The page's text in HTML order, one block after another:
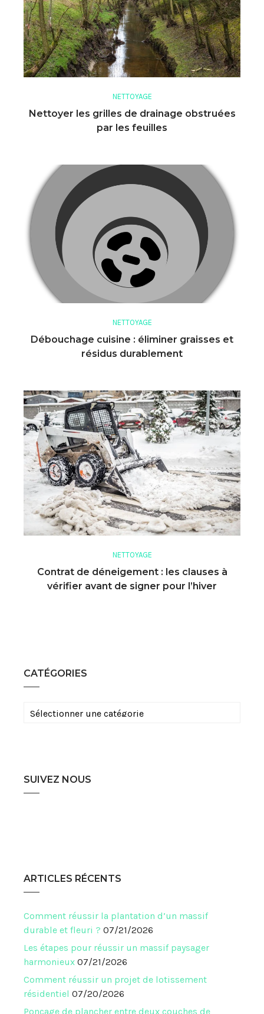
NETTOYAGE
Nettoyer les grilles de drainage obstruées
par les feuilles
NETTOYAGE
Débouchage cuisine : éliminer graisses et
résidus durablement
NETTOYAGE
Contrat de déneigement : les clauses à
vérifier avant de signer pour l’hiver
CATÉGORIES
Catégories
SUIVEZ NOUS
ARTICLES RÉCENTS
Comment réussir la plantation d’un massif
durable et fleuri ? 07/21/2026
Les étapes pour réussir un massif paysager
harmonieux 07/21/2026
Comment réussir un projet de lotissement
résidentiel 07/20/2026
Ponçage de plancher entre deux couches de